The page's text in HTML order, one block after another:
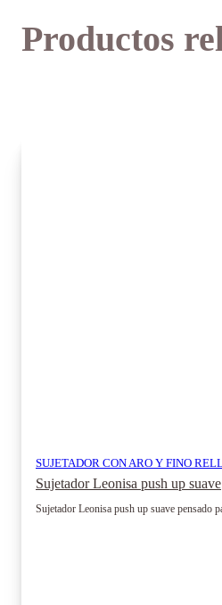
Productos
SUJETADOR CON ARO Y FINO
Sujetador Leonisa push up suave
Sujetador Leonisa push up suave pensado